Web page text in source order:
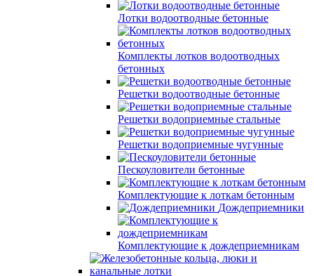
Лотки водоотводные бетонные
Комплекты лотков водоотводных
бетонных
Решетки водоотводные бетонные
Решетки водоприемные стальные
Решетки водоприемные чугунные
Пескоуловители бетонные
Комплектующие к лоткам бетонным
Дождеприемники
Комплектующие к дождеприемникам